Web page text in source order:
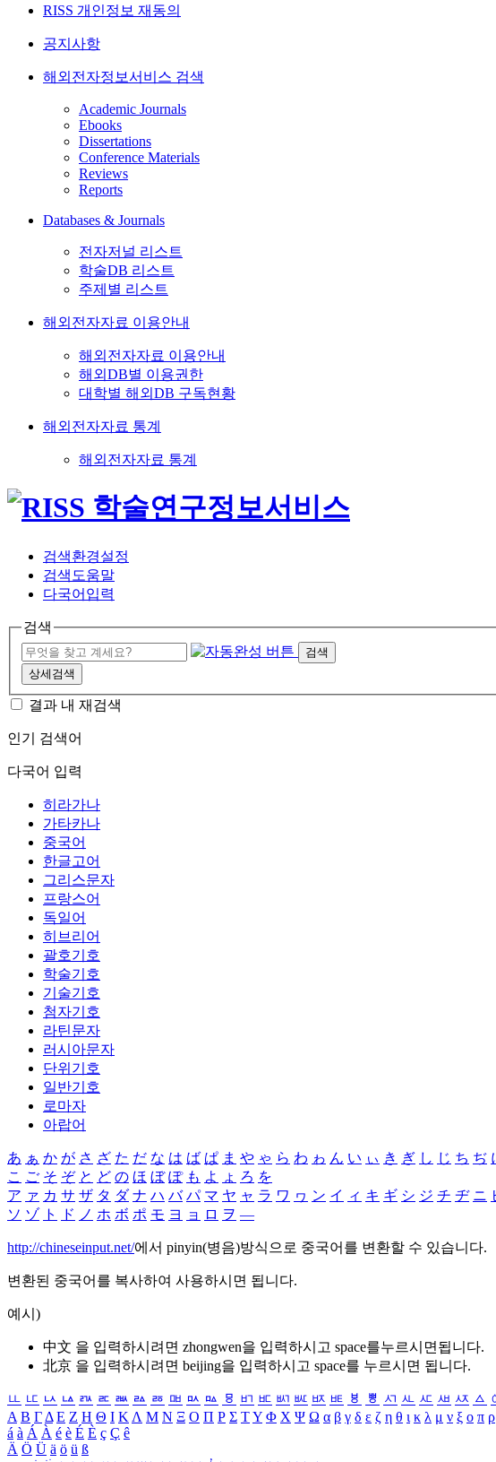
RISS 개인정보 재동의
공지사항
해외전자정보서비스 검색
Academic Journals
Ebooks
Dissertations
Conference Materials
Reviews
Reports
Databases & Journals
전자저널 리스트
학술DB 리스트
주제별 리스트
해외전자자료 이용안내
해외전자자료 이용안내
해외DB별 이용권한
대학별 해외DB 구독현황
해외전자자료 통계
해외전자자료 통계
검색환경설정
검색도움말
다국어입력
검색
검색
상세검색
결과 내 재검색
인기 검색어
다국어 입력
히라가나
가타카나
중국어
한글고어
그리스문자
프랑스어
독일어
히브리어
괄호기호
학술기호
기술기호
첨자기호
라틴문자
러시아문자
단위기호
일반기호
로마자
아랍어
あ ぁ か が さ ざ た だ な は ば ぱ ま や ゃ ら わ ゎ ん い ぃ き ぎ し じ ち ぢ
こ ご そ ぞ と ど の ほ ぼ ぽ も よ ょ ろ を
ア ァ カ サ ザ タ ダ ナ ハ バ パ マ ヤ ャ ラ ワ ヮ ン イ ィ キ ギ シ ジ チ ヂ ニ
ソ ゾ ト ド ノ ホ ボ ポ モ ヨ ョ ロ ヲ ―
http://chineseinput.net/에서 pinyin(병음)방식으로 중국어를 변환할 수 있습니다.
변환된 중국어를 복사하여 사용하시면 됩니다.
예시)
中文 을 입력하시려면 zhongwen을 입력하시고 space를누르시면됩니다.
北京 을 입력하시려면 beijing을 입력하시고 space를 누르시면 됩니다.
ㅥ ㅦ ㅧ ㅨ ㅩ ㅪ ㅫ ㅬ ㅭ ㅮ ㅯ ㅰ ㅱ ㅲ ㅳ ㅴ ㅵ ㅶ ㅷ ㅸ ㅹ ㅺ ㅻ ㅼ ㅽ ㅾ ㅿ
Α Β ΓΔ Ε Ζ Η Θ Ι ΚΛ Μ Ν Ξ Ο Π Ρ Σ ΤΥ Φ Χ Ψ Ω α β γ δ ε ζ η θ ι κ λ μ ν ξ ο π ρ
á à Á À é è É È ç Ç ê
Ä Ö Ü ä ö ü ß